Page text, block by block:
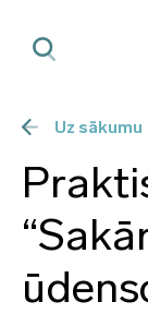
Uz sākumu